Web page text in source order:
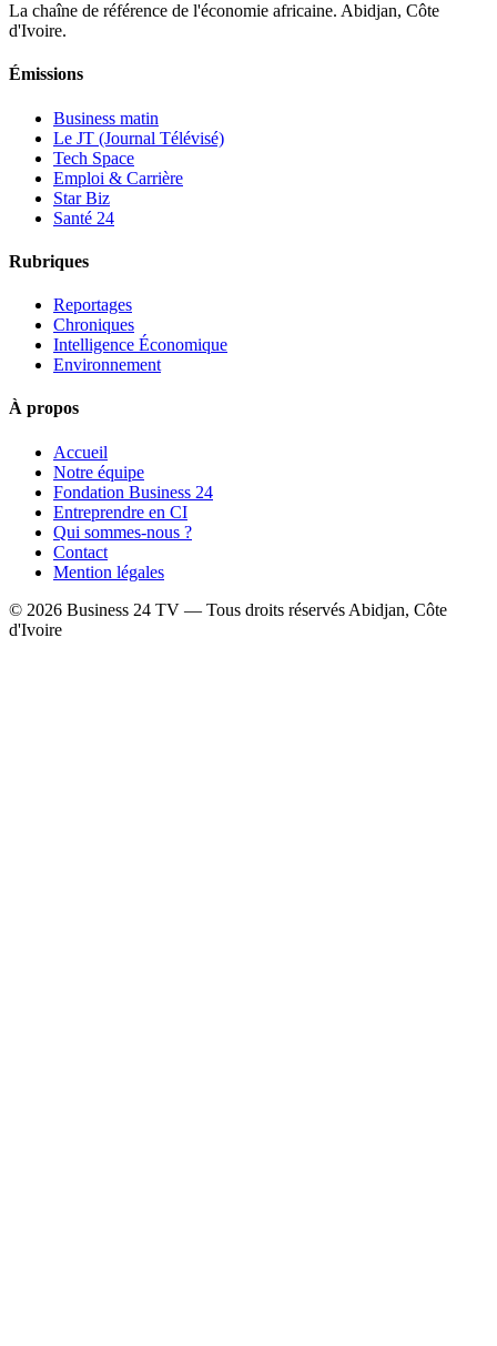
La chaîne de référence de l'économie africaine. Abidjan, Côte
d'Ivoire.
Émissions
Business matin
Le JT (Journal Télévisé)
Tech Space
Emploi & Carrière
Star Biz
Santé 24
Rubriques
Reportages
Chroniques
Intelligence Économique
Environnement
À propos
Accueil
Notre équipe
Fondation Business 24
Entreprendre en CI
Qui sommes-nous ?
Contact
Mention légales
© 2026 Business 24 TV — Tous droits réservés Abidjan, Côte
d'Ivoire